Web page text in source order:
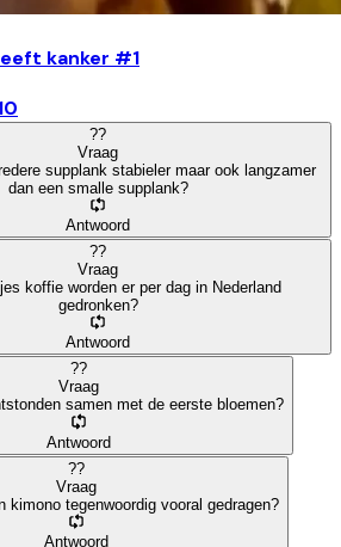
kanker #1
??
Vraag
supplank stabieler maar ook langzamer
dan een smalle supplank?
Antwoord
??
Vraag
koffie worden er per dag in Nederland
gedronken?
Antwoord
??
Vraag
samen met de eerste bloemen?
Antwoord
??
Vraag
kimono tegenwoordig vooral gedragen?
Antwoord